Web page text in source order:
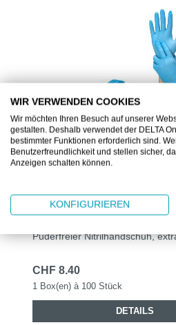
DELTASAFE® NITRILE
240 MM, L
Puderfreier Nitrilhandschuh,
CHF 8.40
1 Box(en) à 100 Stück
DETAILS
WIR VERWENDEN COOKIES
Wir möchten Ihren Besuch auf unserer
gestalten. Deshalb verwendet der DELTA
bestimmter Funktionen erforderlich sind.
Benutzerfreundlichkeit und stellen sicher,
Anzeigen schalten können.
KONFIGURIEREN